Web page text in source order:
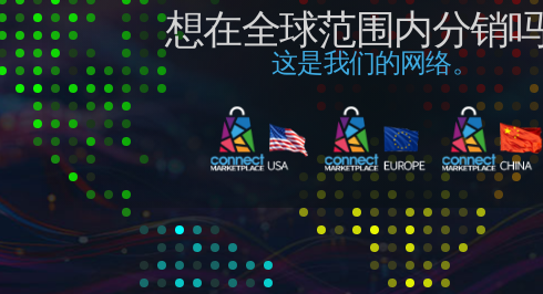
想在全球范围内分销
这是我们的网络。